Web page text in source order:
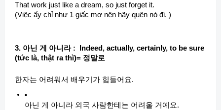
That work just like a dream, so just forget it.
(Việc ấy chỉ như 1 giấc mơ nên hãy quên nó đi. )
3. 아닌 게 아니라 : Indeed, actually, certainly, to be sure
(tức là, thật ra thì)= 정말로
한자는 어려워서 배우기가 힘들어요.
아닌 게 아니라 외국 사람한테는 어려울 거예요.